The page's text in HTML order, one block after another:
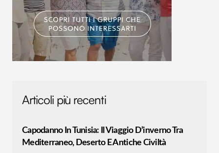
Articoli più recenti
Capodanno In Tunisia: Il Viaggio D’inverno Tra
Mediterraneo, Deserto E Antiche Civiltà